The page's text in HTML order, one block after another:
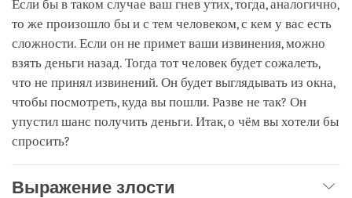
Если бы в таком случае ваш гнев утих, тогда, аналогично,
то же произошло бы и с тем человеком, с кем у вас есть
сложности. Если он не примет ваши извинения, можно
взять деньги назад. Тогда тот человек будет сожалеть,
что не принял извинений. Он будет выглядывать из окна,
чтобы посмотреть, куда вы пошли. Разве не так? Он
упустил шанс получить деньги. Итак, о чём вы хотели бы
спросить?
Выражение злости